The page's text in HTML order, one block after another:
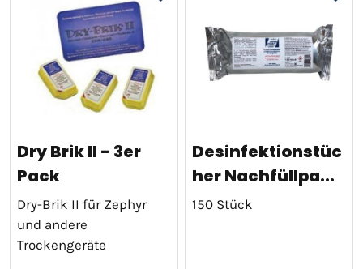
Dry Brik II - 3er
Pack
Dry-Brik II für Zephyr
und andere
Trockengeräte
Desinfektionstüc
her Nachfüllpa...
150 Stück